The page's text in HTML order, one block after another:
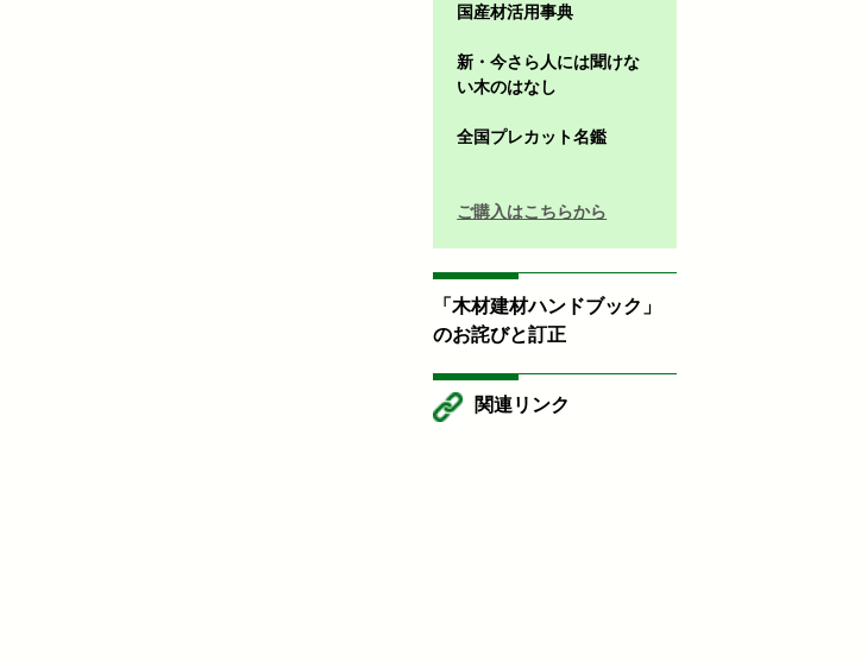
国産材活用事典
新・今さら人には聞けな
い木のはなし
全国プレカット名鑑
ご購入はこちらから
「木材建材ハンドブック」
のお詫びと訂正
関連リンク